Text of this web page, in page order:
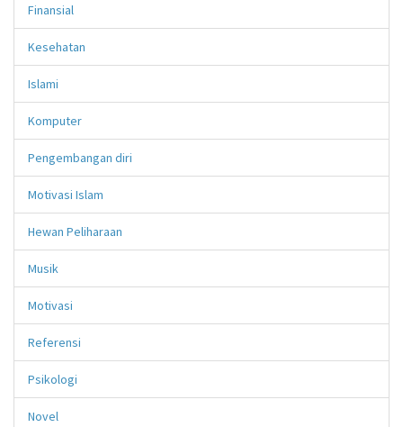
Finansial
Kesehatan
Islami
Komputer
Pengembangan diri
Motivasi Islam
Hewan Peliharaan
Musik
Motivasi
Referensi
Psikologi
Novel